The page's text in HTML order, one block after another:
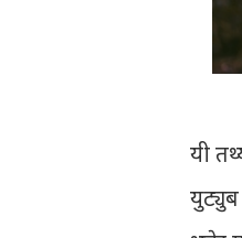
यी
युट्युब